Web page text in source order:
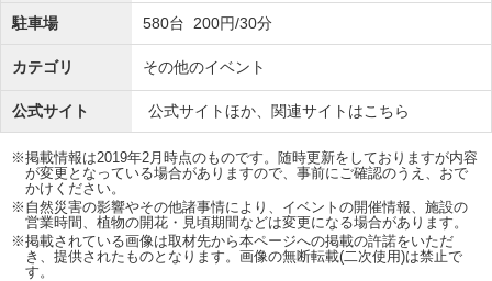
駐車場 580台 200円/30分
カテゴリ その他のイベント
公式サイト 公式サイトほか、関連サイトはこちら
※掲載情報は2019年2月時点のものです。随時更新をしておりますが内容
が変更となっている場合がありますので、事前にご確認のうえ、おで
かけください。
※自然災害の影響やその他諸事情により、イベントの開催情報、施設の
営業時間、植物の開花・見頃期間などは変更になる場合があります。
※掲載されている画像は取材先から本ページへの掲載の許諾をいただ
き、提供されたものとなります。画像の無断転載(二次使用)は禁止で
す。